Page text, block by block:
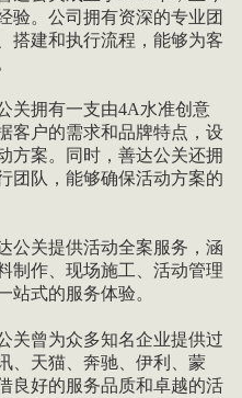
验。公司拥有资深的专业团
搭建和执行流程，能够为客
关拥有一支由4A水准创意
客户的需求和品牌特点，设
方案。同时，善达公关还拥
团队，能够确保活动方案的
公关提供活动全案服务，涵
制作、现场施工、活动管理
站式的服务体验。
关曾为众多知名企业提供过
、天猫、奔驰、伊利、蒙
良好的服务品质和卓越的活